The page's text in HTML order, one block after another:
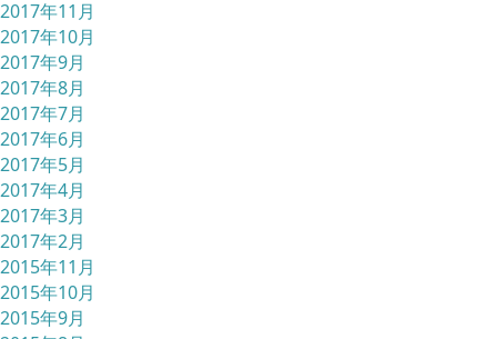
2017年11月
2017年10月
2017年9月
2017年8月
2017年7月
2017年6月
2017年5月
2017年4月
2017年3月
2017年2月
2015年11月
2015年10月
2015年9月